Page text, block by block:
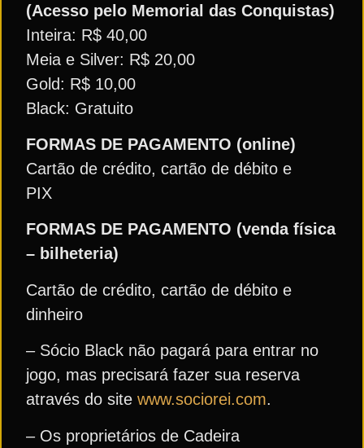
(Acesso pelo Memorial das Conquistas)
Inteira: R$ 40,00
Meia e Silver: R$ 20,00
Gold: R$ 10,00
Black: Gratuito
FORMAS DE PAGAMENTO (online)
Cartão de crédito, cartão de débito e
PIX
FORMAS DE PAGAMENTO (venda física
– bilheteria)
Cartão de crédito, cartão de débito e
dinheiro
– Sócio Black não pagará para entrar no
jogo, mas precisará fazer sua reserva
através do site www.sociorei.com.
– Os proprietários de Cadeira